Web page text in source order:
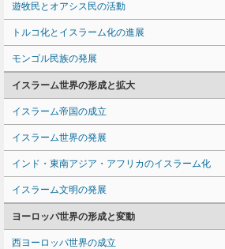
遊牧民とオアシス民の活動
トルコ化とイスラーム化の進展
モンゴル民族の発展
イスラーム世界の形成と拡大
イスラーム帝国の成立
イスラーム世界の発展
インド・東南アジア・アフリカのイスラーム化
イスラーム文明の発展
ヨーロッパ世界の形成と変動
西ヨーロッパ世界の成立